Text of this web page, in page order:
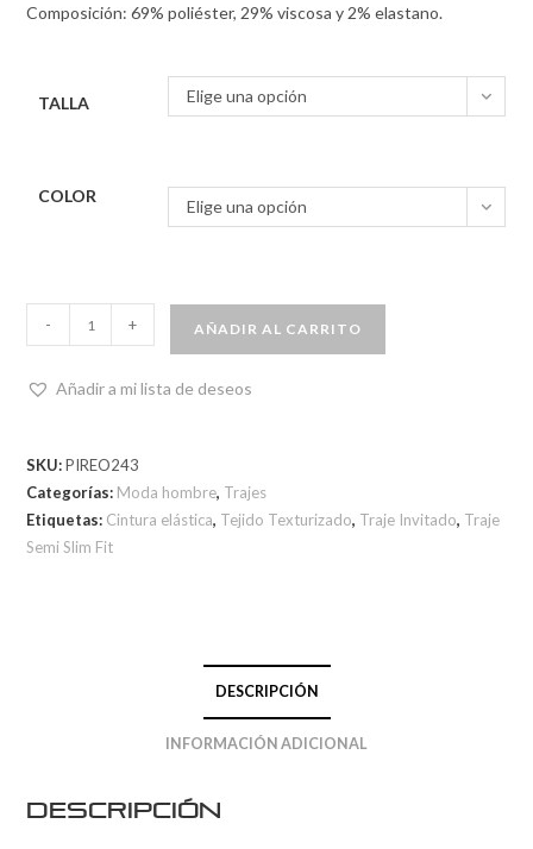
Composición: 69% poliéster, 29% viscosa y 2% elastano.
TALLA Elige una opción
COLOR
Elige una opción
- + AÑADIR AL CARRITO
Añadir a mi lista de deseos
SKU:PIREO243
Categorías: Moda hombre, Trajes
Etiquetas: Cintura elástica, Tejido Texturizado, Traje Invitado, Traje
Semi Slim Fit
DESCRIPCIÓN
INFORMACIÓN ADICIONAL
Descripción